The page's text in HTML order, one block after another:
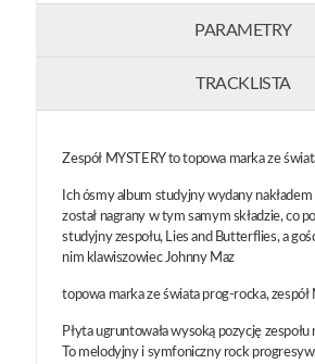
PARAMETRY
TRACKLISTA
Zespół MYSTERY to topowa marka ze
Ich ósmy album studyjny wydany
został nagrany w tym samym składzie, co
studyjny zespołu, Lies and Butterflies, a
nim klawiszowiec Johnny Maz
topowa marka ze świata prog-rocka, zespół
Płyta ugruntowała wysoką pozycję
To melodyjny i symfoniczny rock